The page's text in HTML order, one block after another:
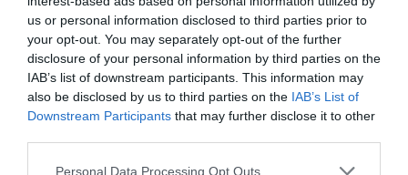
us or personal information disclosed to third parties prior to
your opt-out. You may separately opt-out of the further
disclosure of your personal information by third parties on the
IAB’s list of downstream participants. This information may
also be disclosed by us to third parties on the IAB’s List of
Downstream Participants that may further disclose it to other
Please note that this website/app uses one or more Google
Personal Data Processing Opt Outs
PRODUTOS E MARCAS
Conheça a programação de fim-de-semana dos hotéis
da colecção Savoy Signature